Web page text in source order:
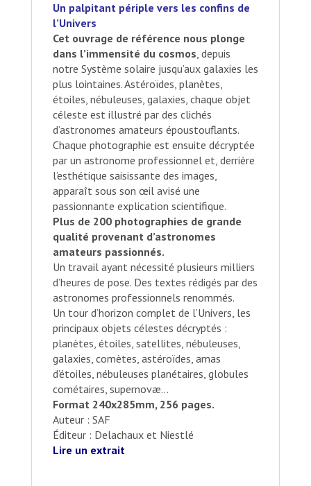
Un palpitant périple vers les confins de
l’Univers
Cet ouvrage de référence nous plonge
dans l’immensité du cosmos, depuis
notre Système solaire jusqu’aux galaxies les
plus lointaines. Astéroïdes, planètes,
étoiles, nébuleuses, galaxies, chaque objet
céleste est illustré par des clichés
d’astronomes amateurs époustouflants.
Chaque photographie est ensuite décryptée
par un astronome professionnel et, derrière
l’esthétique saisissante des images,
apparaît sous son œil avisé une
passionnante explication scientifique.
Plus de 200 photographies de grande
qualité provenant d’astronomes
amateurs passionnés.
Un travail ayant nécessité plusieurs milliers
d’heures de pose. Des textes rédigés par des
astronomes professionnels renommés.
Un tour d’horizon complet de l’Univers, les
principaux objets célestes décryptés :
planètes, étoiles, satellites, nébuleuses,
galaxies, comètes, astéroïdes, amas
d’étoiles, nébuleuses planétaires, globules
cométaires, supernovæ…
Format 240x285mm, 256 pages.
Auteur : SAF
Éditeur : Delachaux et Niestlé
Lire un extrait